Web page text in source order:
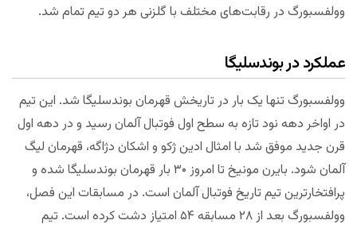
وولفسبورگ در رقابت‌های مختلف با گلزنی هر دو تیم تمام شد.
عملکرد در بوندسلیگا
وولفسبورگ تنها یک بار در تاریخش قهرمان بوندسلیگا شد. این تیم
در اواخر دهه نود تازه به سطح اول فوتبال آلمان رسید و در دهه اول
قرن جدید موفق شد با امثال ادین ژکو و اشکان دژاگه، قهرمان لیگ
آلمان شود. بایرن مونیخ تا امروز ۳۰ بار قهرمان بوندسلیگا شده و
پرافتخارترین تیم تاریخ فوتبال آلمان است. در مسابقات این فصل،
وولفسبورگ بعد از ۲۸ مسابقه ۵۴ امتیاز دشت کرده است. تیم